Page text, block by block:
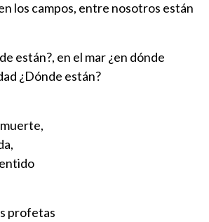
los campos, entre nosotros están
están?, en el mar ¿en dónde
¿Dónde están?
profetas